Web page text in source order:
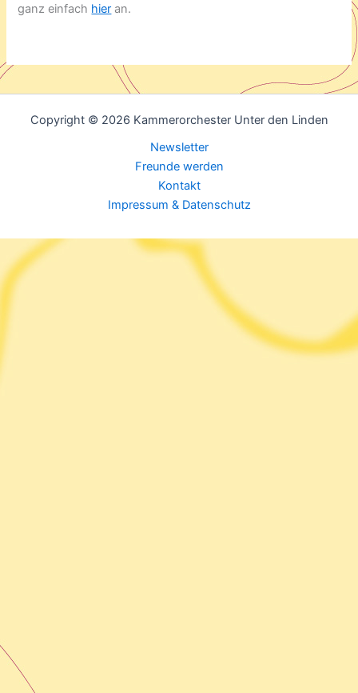
ganz einfach hier an.
Copyright © 2026 Kammerorchester Unter den Linden
Newsletter
Freunde werden
Kontakt
Impressum & Datenschutz